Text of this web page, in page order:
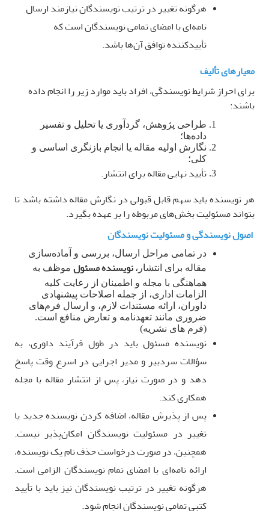
هرگونه تغییر در ترتیب نویسندگان نیازمند ارسال
نامه‌ای با امضای تمامی نویسندگان است که
تأییدکننده توافق آن‌ها باشد.
معیارهای تألیف
برای احراز شرایط نویسندگی، افراد باید موارد زیر را انجام داده
باشند:
طراحی پژوهش، گردآوری یا تحلیل و تفسیر
داده‌ها؛
نگارش اولیه مقاله یا انجام بازنگری اساسی و
کلی؛
تأیید نهایی مقاله برای انتشار.
هر نویسنده باید سهم قابل قبولی در نگارش مقاله داشته باشد تا
بتواند مسئولیت بخش‌های مربوطه را بر عهده بگیرد.
اصول نویسندگی و مسئولیت نویسندگان
در تمامی مراحل ارسال، بررسی و آماده‌سازی
مقاله برای انتشار، نویسنده مسئول موظف به
هماهنگی با مجله و اطمینان از رعایت کلیه
الزامات اداری، از جمله اصلاحات پیشنهادی
داوران، ارائه مستندات لازم، و ارسال فرم‌های
ضروری مانند تعهدنامه و تعارض منافع است.
(فرم های نشریه)
نویسنده مسئول باید در طول فرآیند داوری، به
سؤالات سردبیر و مدیر اجرایی در اسرع وقت پاسخ
دهد و در صورت نیاز، پس از انتشار مقاله با مجله
همکاری کند.
پس از پذیرش مقاله، اضافه کردن نویسنده جدید یا
تغییر در مسئولیت نویسندگان امکان‌پذیر نیست.
همچنین، در صورت درخواست حذف نام یک نویسنده،
ارائه نامه‌ای با امضای تمام نویسندگان الزامی است.
هرگونه تغییر در ترتیب نویسندگان نیز باید با تأیید
کتبی تمامی نویسندگان انجام شود.